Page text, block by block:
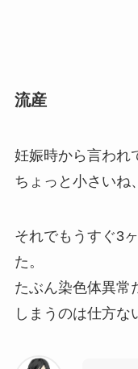
流産
妊娠時から言われ
ちょっと小さいね
それでもうすぐ3
た。
たぶん染色体異常
しまうのは仕方な